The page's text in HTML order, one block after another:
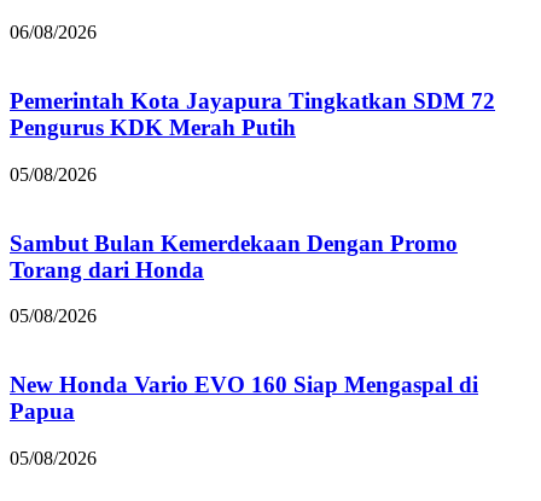
06/08/2026
Pemerintah Kota Jayapura Tingkatkan SDM 72
Pengurus KDK Merah Putih
05/08/2026
Sambut Bulan Kemerdekaan Dengan Promo
Torang dari Honda
05/08/2026
New Honda Vario EVO 160 Siap Mengaspal di
Papua
05/08/2026